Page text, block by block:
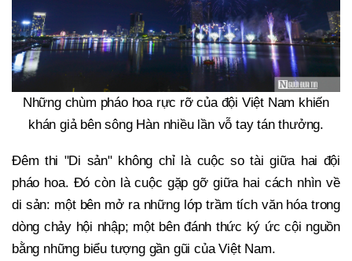
Những chùm pháo hoa rực rỡ của đội Việt Nam khiến
khán giả bên sông Hàn nhiều lần vỗ tay tán thưởng.
Đêm thi "Di sản" không chỉ là cuộc so tài giữa hai đội
pháo hoa. Đó còn là cuộc gặp gỡ giữa hai cách nhìn về
di sản: một bên mở ra những lớp trầm tích văn hóa trong
dòng chảy hội nhập; một bên đánh thức ký ức cội nguồn
bằng những biểu tượng gần gũi của Việt Nam.